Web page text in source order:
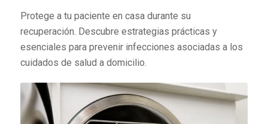
Protege a tu paciente en casa durante su
recuperación. Descubre estrategias prácticas y
esenciales para prevenir infecciones asociadas a los
cuidados de salud a domicilio.